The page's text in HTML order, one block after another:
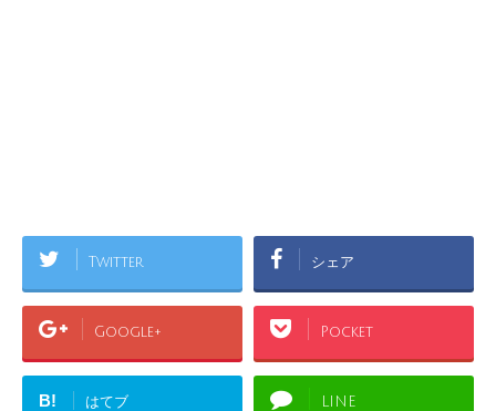
Twitter シェア
Google+ Pocket
B! はてブ LINE